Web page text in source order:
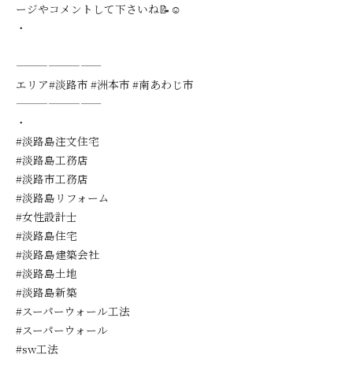
ージやコメントして下さいね📝☺️
・
————————
エリア#淡路市 #洲本市 #南あわじ市
————————
・
#淡路島注文住宅
#淡路島工務店
#淡路市工務店
#淡路島リフォーム
#女性設計士
#淡路島住宅
#淡路島建築会社
#淡路島土地
#淡路島新築
#スーパーウォール工法
#スーパーウォール
#sw工法